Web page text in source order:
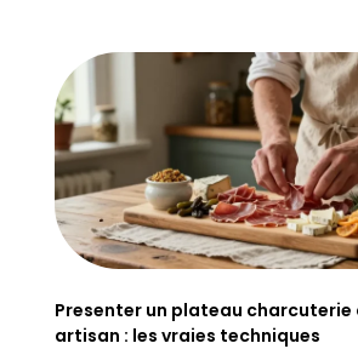
Presenter un plateau charcuterie
artisan : les vraies techniques